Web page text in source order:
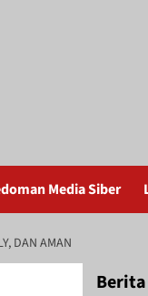
Media Siber
DAN AMAN